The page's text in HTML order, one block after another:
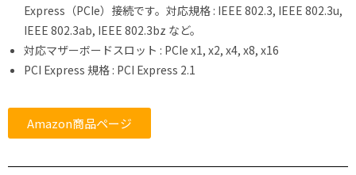
Express（PCIe）接続です。対応規格 : IEEE 802.3, IEEE 802.3u,
IEEE 802.3ab, IEEE 802.3bz など。
対応マザーボードスロット : PCIe x1, x2, x4, x8, x16
PCI Express 規格 : PCI Express 2.1
Amazon商品ページ